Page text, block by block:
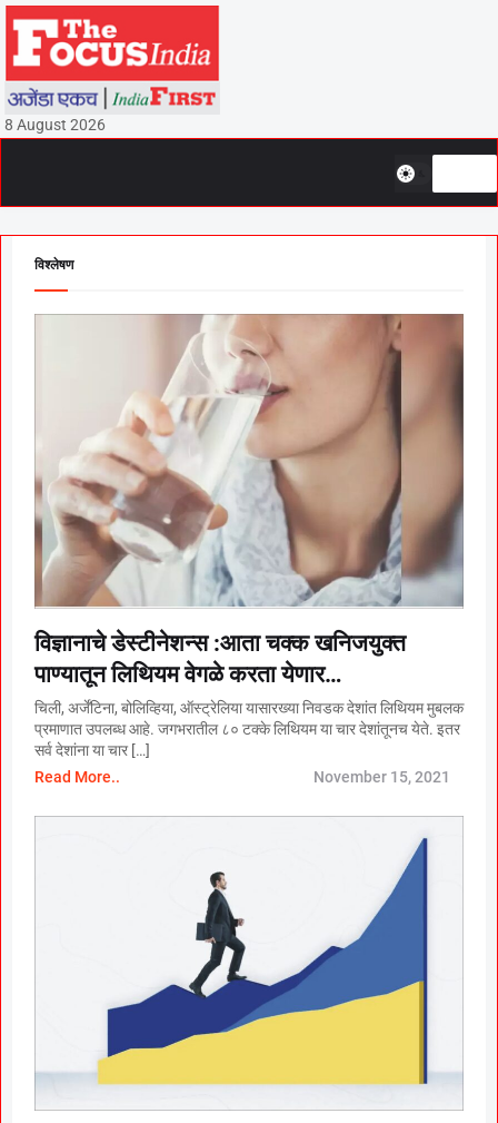
8 August 2026
विश्लेषण
विज्ञानाचे डेस्टीनेशन्स :आता चक्क खनिजयुक्त
पाण्यातून लिथियम वेगळे करता येणार…
चिली, अर्जेंटिना, बोलिव्हिया, ऑस्ट्रेलिया यासारख्या निवडक देशांत लिथियम मुबलक
प्रमाणात उपलब्ध आहे. जगभरातील ८० टक्के लिथियम या चार देशांतूनच येते. इतर
सर्व देशांना या चार […]
Read More..
November 15, 2021